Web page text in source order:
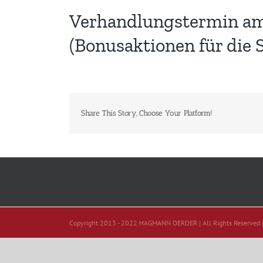
Verhandlungstermin
(Bonusaktionen für die
Share This Story, Choose Your Platform!
Copyright 2013 - 2022 HAGMANN OERDER | All Rights Reserved |